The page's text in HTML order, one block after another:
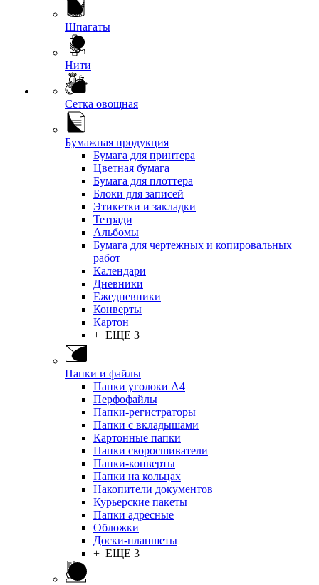
Шпагаты
Нити
Сетка овощная
Бумажная продукция
Бумага для принтера
Цветная бумага
Бумага для плоттера
Блоки для записей
Этикетки и закладки
Тетради
Альбомы
Бумага для чертежных и копировальных
работ
Календари
Дневники
Ежедневники
Конверты
Картон
+ ЕЩЕ 3
Папки и файлы
Папки уголоки А4
Перфофайлы
Папки-регистраторы
Папки с вкладышами
Картонные папки
Папки скоросшиватели
Папки-конверты
Папки на кольцах
Накопители документов
Курьерские пакеты
Папки адресные
Обложки
Доски-планшеты
+ ЕЩЕ 3